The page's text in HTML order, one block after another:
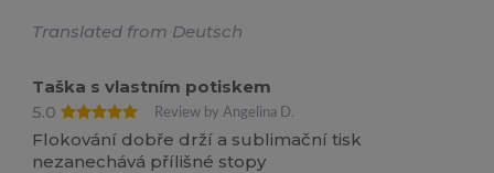
Translated from Deutsch
Taška s vlastním potiskem
5.0
Review by Angelina D.
Flokování dobře drží a sublimační tisk
nezanechává přílišné stopy